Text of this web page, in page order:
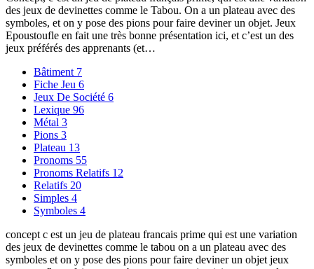
des jeux de devinettes comme le Tabou. On a un plateau avec des
symboles, et on y pose des pions pour faire deviner un objet. Jeux
Epoustoufle en fait une très bonne présentation ici, et c’est un des
jeux préférés des apprenants (et…
Bâtiment 7
Fiche Jeu 6
Jeux De Société 6
Lexique 96
Métal 3
Pions 3
Plateau 13
Pronoms 55
Pronoms Relatifs 12
Relatifs 20
Simples 4
Symboles 4
concept c est un jeu de plateau francais prime qui est une variation
des jeux de devinettes comme le tabou on a un plateau avec des
symboles et on y pose des pions pour faire deviner un objet jeux